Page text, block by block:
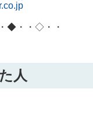
◆・・◇・・
人